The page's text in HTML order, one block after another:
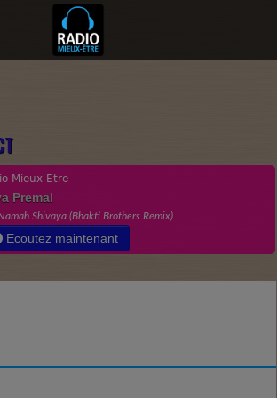
Mieux-Etre
Premal
Shivaya (Bhakti Brothers Remix)
Ecoutez maintenant